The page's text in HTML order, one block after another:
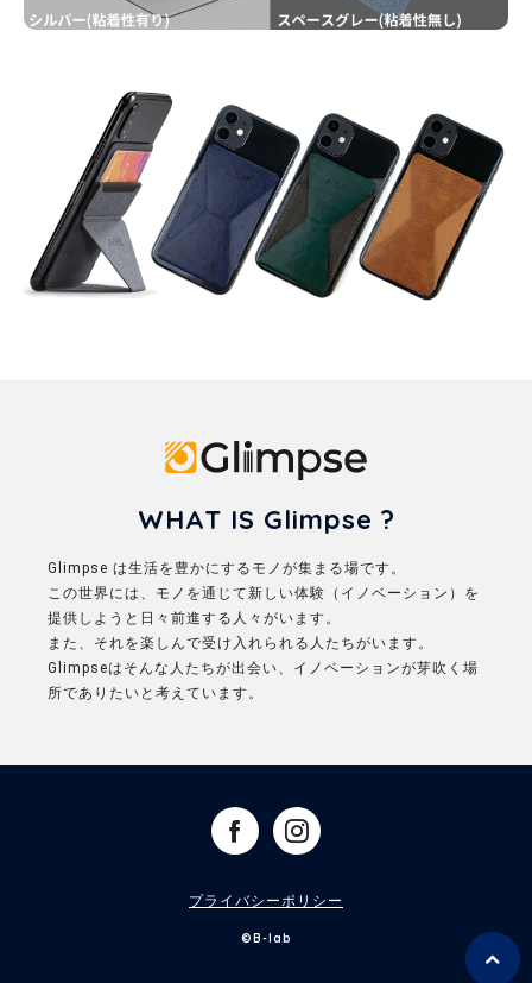
WHAT IS Glimpse ?
Glimpse は生活を豊かにするモノが集まる場です。
この世界には、モノを通じて新しい体験（イノベーション）を
提供しようと日々前進する人々がいます。
また、それを楽しんで受け入れられる人たちがいます。
Glimpseはそんな人たちが出会い、イノベーションが芽吹く場
所でありたいと考えています。
プライバシーポリシー
©B-lab